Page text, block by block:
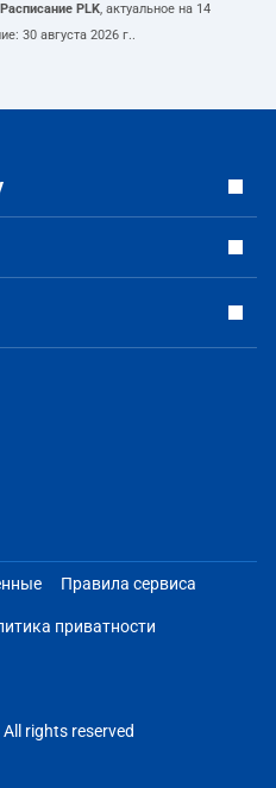
Расписание PLK, актуальное на 14
30 августа 2026 г..
Правила сервиса
приватности
rights reserved